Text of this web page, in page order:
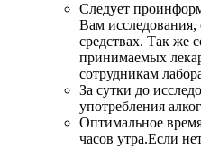
Следует
Вам
средствах. Так же
принимаемых
сотрудникам
За сутки до
употребления
Оптимальное
часов утра.Если